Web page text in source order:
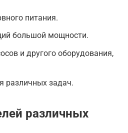
питания.
большой мощности.
и другого оборудования,
различных задач.
различных